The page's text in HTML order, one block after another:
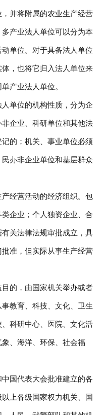
并将附属的农业生产经营
产业法人单位可以分为本
单位。对于具备法人单位
，也将它归入法人单位来
产业法人单位。
单位的机构性质，分为企
企业、科研单位和其他法
的；机关、事业单位必须
办非企业单位和基层群众
经营活动的经济组织。包
企业；个人独资企业、合
关法律法规审批成立，具
准，但实际从事生产经营
的，由国家机关举办或者
教育、科技、文化、卫生
科研中心、医院、文化活
、海洋、环保、社会福
国代表大会批准建立的各
上各级国家权力机关、国